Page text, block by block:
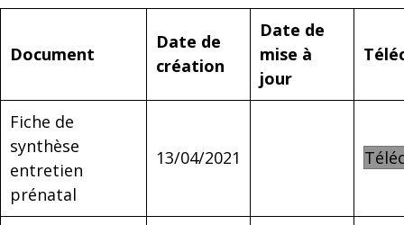
Document
Date de
création
Date de
mise à
jour
Fiche de
synthèse
entretien
prénatal
13/04/2021